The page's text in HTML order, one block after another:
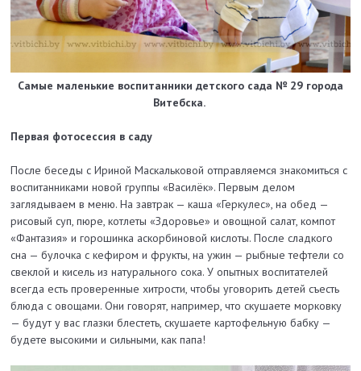
Самые маленькие воспитанники детского сада № 29 города
Витебска.
Первая фотосессия в саду
После беседы с Ириной Маскальковой отправляемся знакомиться с
воспитанниками новой группы «Василёк». Первым делом
заглядываем в меню. На завтрак — каша «Геркулес», на обед —
рисовый суп, пюре, котлеты «Здоровье» и овощной салат, компот
«Фантазия» и горошинка аскорбиновой кислоты. После сладкого
сна — булочка с кефиром и фрукты, на ужин — рыбные тефтели со
свеклой и кисель из натурального сока. У опытных воспитателей
всегда есть проверенные хитрости, чтобы уговорить детей съесть
блюда с овощами. Они говорят, например, что скушаете морковку
— будут у вас глазки блестеть, скушаете картофельную бабку —
будете высокими и сильными, как папа!